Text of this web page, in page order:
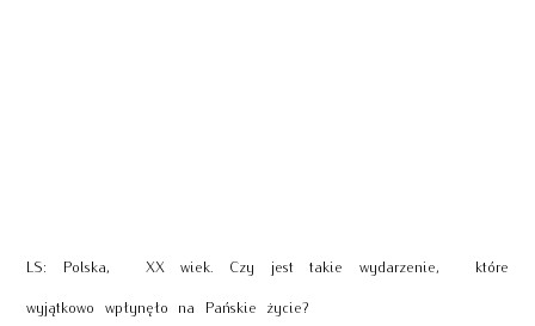
LS: Polska, XX wiek. Czy jest takie wydarzenie, które
wyjątkowo wpłynęło na Pańskie życie?